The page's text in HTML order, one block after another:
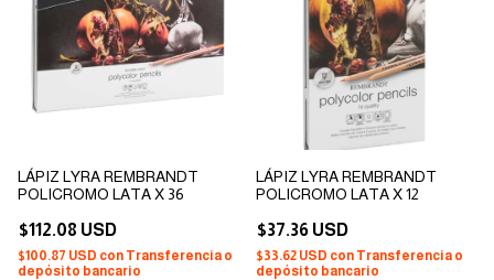
LÁPIZ LYRA REMBRANDT
POLICROMO LATA X 36
$112.08 USD
$100.87 USD con Transferencia o
depósito bancario
LÁPIZ LYRA REMBRANDT
POLICROMO LATA X 12
$37.36 USD
$33.62 USD con Transferencia o
depósito bancario